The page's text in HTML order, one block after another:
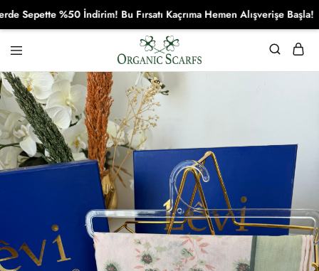
Organikscarf
%50 İndirim! Bu Fırsatı Kaçrıma Hemen Alışverişe Başla!